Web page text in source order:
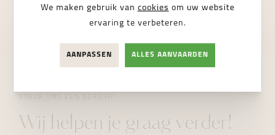
NIET BESCHIKBAAR
Wij helpen je graag verder!
We maken gebruik van cookies om uw website
ervaring te verbeteren.
AANPASSEN ALLES AANVAARDEN